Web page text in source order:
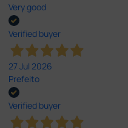
Very good
Verified buyer
27 Jul 2026
Prefeito
Verified buyer